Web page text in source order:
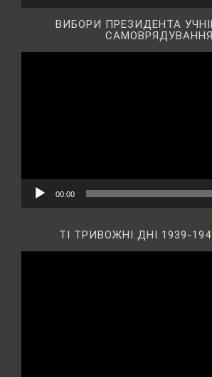
ВИБОРИ ПРЕЗИДЕНТА
САМОВРЯДУВАННЯ
00:00
ТІ ТРИВОЖНІ ДНІ 1939-